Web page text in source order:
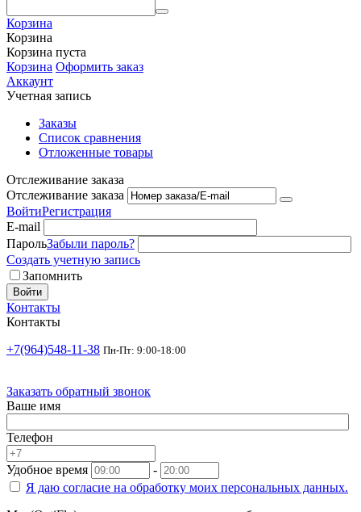
Корзина
Корзина
Корзина пуста
Корзина Оформить заказ
Аккаунт
Учетная запись
Заказы
Список сравнения
Отложенные товары
Отслеживание заказа
Отслеживание заказа
ВойтиРегистрация
E-mail
ПарольЗабыли пароль?
Создать учетную запись
Запомнить
Войти
Контакты
Контакты
+7(964)548-11-38 Пн-Пт: 9:00-18:00
Заказать обратный звонок
Ваше имя
Телефон
Удобное время
-
Я даю согласие на обработку моих персональных данных.